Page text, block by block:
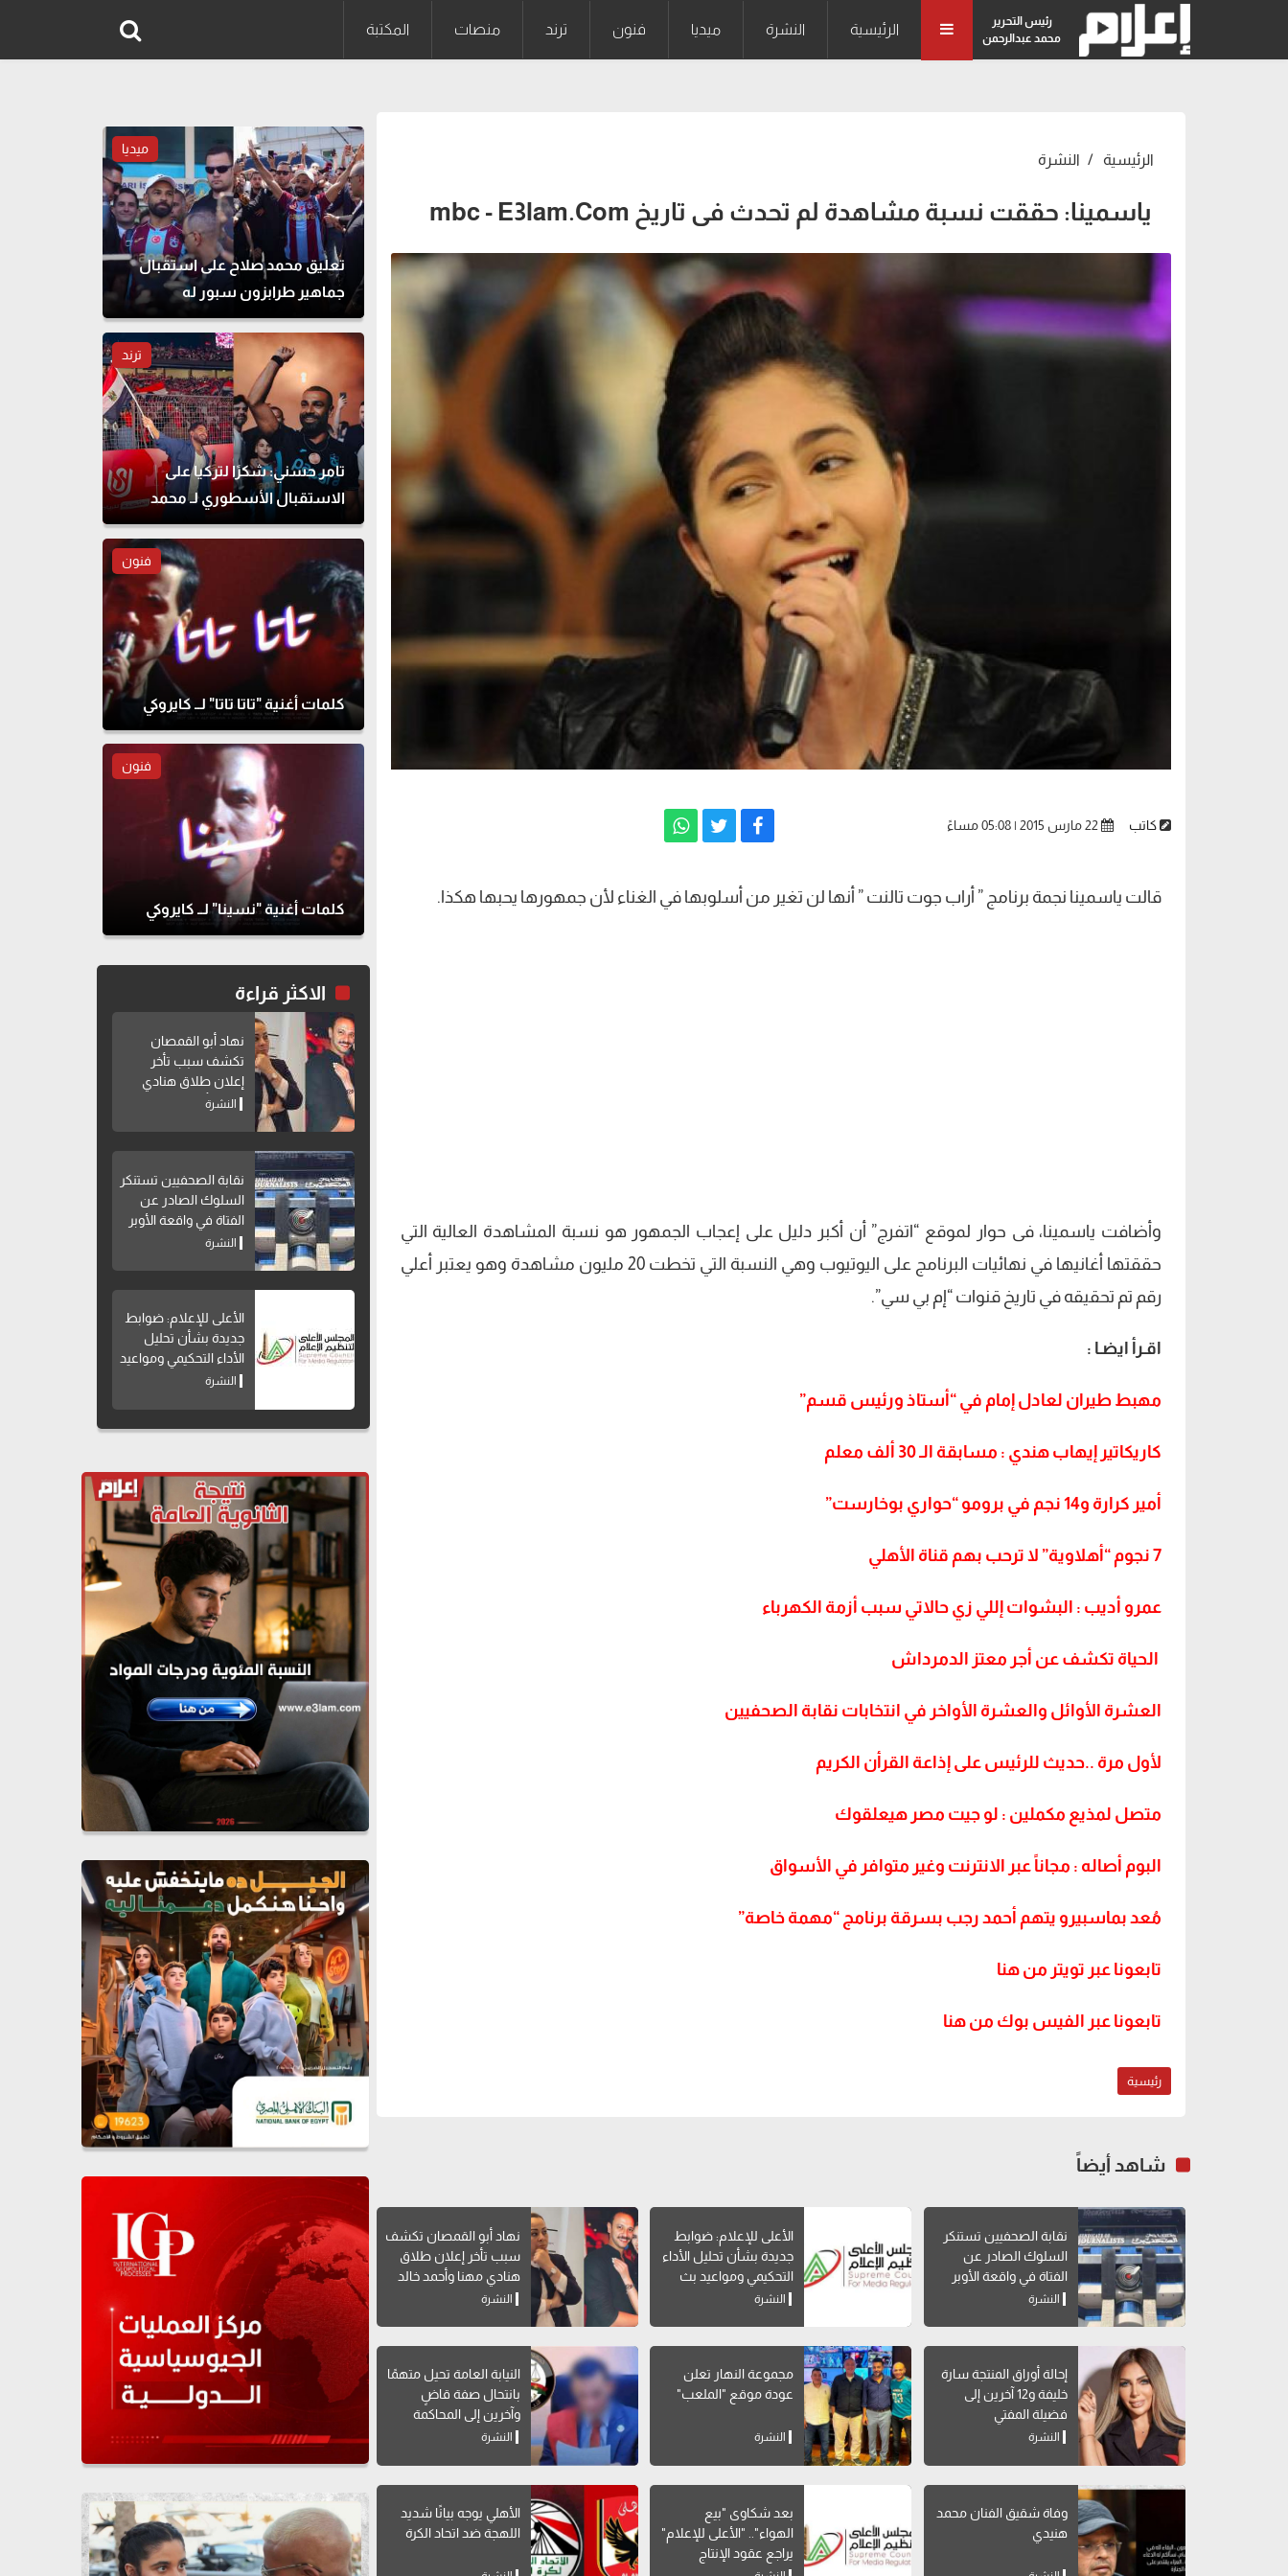
رئيس التحرير
محمد عبدالرحمن
الرئيسية النشرة ميديا فنون ترند منصات المكتبة
الرئيسية النشرة
ياسمينا: حققت نسبة مشاهدة لم تحدث فى تاريخ mbc - E3lam.Com
كاتب
قالت ياسمينا نجمة برنامج ” أراب جوت تالنت ” أنها لن تغير من أسلوبها في الغناء لأن جمهورها يحبها هكذا.
وأضافت ياسمينا، فى حوار لموقع “اتفرج” أن أكبر دليل على إعجاب الجمهور هو نسبة المشاهدة العالية التي
حققتها أغانيها في نهائيات البرنامج على اليوتيوب وهي النسبة التي تخطت 20 مليون مشاهدة وهو يعتبر أعلي
رقم تم تحقيقه في تاريخ قنوات “إم بي سي”.
اقـرأ ايضـا :
مهبط طيران لعادل إمام في “أستاذ ورئيس قسم”
كاريكاتير إيهاب هندي : مسابقة الـ 30 ألف معلم
أمير كرارة و14 نجم في برومو “حواري بوخارست”
7 نجوم “أهلاوية” لا ترحب بهم قناة الأهلي
عمرو أديب : البشوات إللي زي حالاتي سبب أزمة الكهرباء
الحياة تكشف عن أجر معتز الدمرداش
‫العشرة الأوائل والعشرة الأواخر في انتخابات نقابة الصحفيين‬
لأول مرة ..حديث للرئيس على إذاعة القرأن الكريم‬
متصل لمذيع مكملين : لو جيت مصر هيعلقوك
البوم أصاله : مجاناً عبر الانترنت وغير متوافر في الأسواق
مُعد بماسبيرو يتهم أحمد رجب بسرقة برنامج “مهمة خاصة”
تابعونا عبر تويتر من هنا
تابعونا عبر الفيس بوك من هنا
رئيسية
شاهد أيضاً
نقابة الصحفيين تستنكر
السلوك الصادر عن
الفتاة في واقعة الأوبر
النشرة
الأعلى للإعلام: ضوابط
جديدة بشأن تحليل الأداء
التحكيمي ومواعيد بث
البرامج الرياضية
النشرة
نهاد أبو القمصان تكشف
سبب تأخر إعلان طلاق
هنادي مهنا وأحمد خالد
صالح
النشرة
إحالة أوراق المنتجة سارة
خليفة و12 آخرين إلى
فضيلة المفتي
النشرة
مجموعة النهار تعلن
عودة موقع "الملعب"
النشرة
النيابة العامة تحيل متهمًا
بانتحال صفة قاضٍ
وآخرين إلى المحاكمة
النشرة
وفاة شقيق الفنان محمد
هنيدي
بعد شكاوى "بيع
الهواء".. "الأعلى للإعلام"
يراجع عقود الإنتاج
الأهلي يوجه بيانًا شديد
اللهجة ضد اتحاد الكرة
ميديا
تعليق محمد صلاح على استقبال
جماهير طرابزون سبور له
ترند
تامر حسني: شكرًا لتركيا على
الاستقبال الأسطوري لـ محمد
صلاح
فنون
كلمات أغنية "تاتا تاتا" لــ كايروكي
فنون
كلمات أغنية "نسينا" لــ كايروكي
الاكثر قراءة
نهاد أبو القمصان
تكشف سبب تأخر
إعلان طلاق هنادي
مهنا وأحمد خالد صالح
النشرة
نقابة الصحفيين تستنكر
السلوك الصادر عن
الفتاة في واقعة الأوبر
النشرة
الأعلى للإعلام: ضوابط
جديدة بشأن تحليل
الأداء التحكيمي ومواعيد
بث البرامج الرياضية
النشرة